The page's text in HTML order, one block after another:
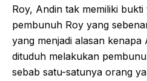
Roy, Andin tak memiliki
pembunuh Roy yang
yang menjadi alasan
dituduh melakukan
sebab satu-satunya orang